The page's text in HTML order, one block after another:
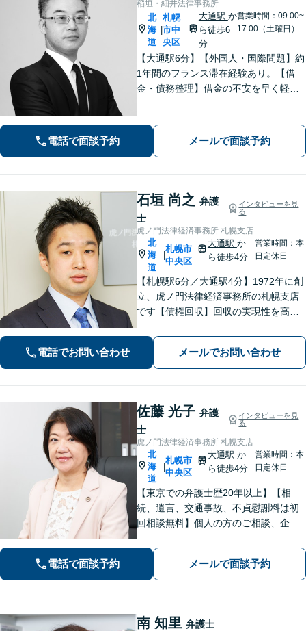
稻垣・細井法律事務所
北
海
道
札幌
市中
央区
大通駅 か
ら徒歩6
分
営業時間：09:00~
17:00（土曜日）
【大通駅6分】【外国人・国際問題】約
1年間のフランス滞在経験あり。【借
金・債務整理】借金の不安を早く軽減
電話で面談予約 メールで面談予約
石垣 尚之 弁護
士
インタビューを見
る
虎ノ門法律経済事務所 札幌支店
北
海
道
札幌市
中央区
大通駅 か
ら徒歩4分
営業時間：本
日定休日
【札幌駅6分／大通駅4分】1972年に創
立、虎ノ門法律経済事務所の札幌支店
です【債権回収】回収の実現性を高め
けます【労働・雇用】労使双方の対応
経験を活かし、相談者さまのご要望に
沿った解決策をご提案いたします
電話でお問い合わせ メールでお問い合わせ
佐藤 光子 弁護
士
インタビューを見
る
虎ノ門法律経済事務所 札幌支店
北
海
道
札幌市
中央区
大通駅 か
ら徒歩4分
営業時間：本
日定休日
【東京での弁護士歴20年以上】【相
続、遺言、交通事故、不貞慰謝料は初
回相談無料】個人の方のご相談、企業
した。東京と同等のリーガルサービス
を出身地の札幌で提供いたします。本
店に他士業常駐。食品、医療、学校は
注力分野。
電話で面談予約 メールで面談予約
南 知里 弁護士